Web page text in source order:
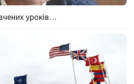
уроків…